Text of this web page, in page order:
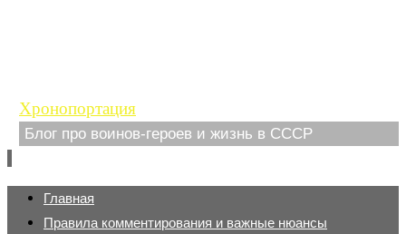
Хронопортация
Блог про воинов-героев и жизнь в СССР
ПерейтиГлавная
Правила комментирования и важные нюансы